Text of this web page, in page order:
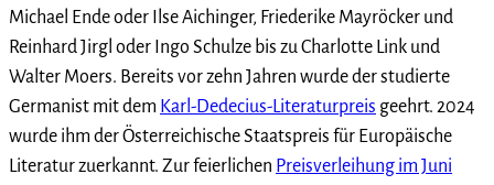
Michael Ende oder Ilse Aichinger, Friederike Mayröcker und
Reinhard Jirgl oder Ingo Schulze bis zu Charlotte Link und
Walter Moers. Bereits vor zehn Jahren wurde der studierte
Germanist mit dem Karl-Dedecius-Literaturpreis geehrt. 2024
wurde ihm der Österreichische Staatspreis für Europäische
Literatur zuerkannt. Zur feierlichen Preisverleihung im Juni